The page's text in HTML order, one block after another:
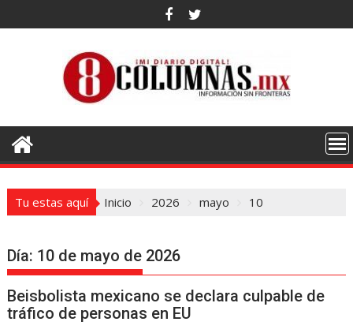
al
Tu estas aquí Inicio 2026 mayo 10
Día: 10 de mayo de 2026
Beisbolista mexicano se declara culpable de
tráfico de personas en EU